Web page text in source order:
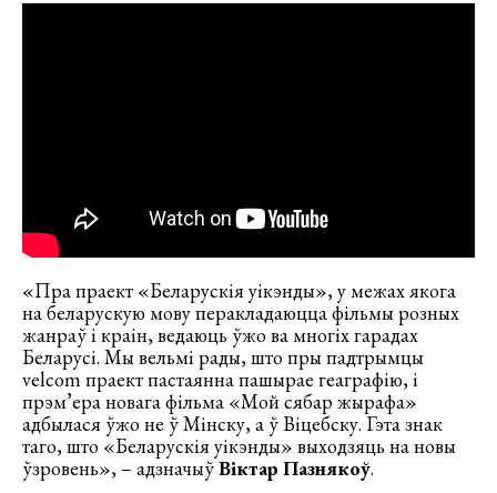
«Пра праект «Беларускія уікэнды», у межах якога
на беларускую мову перакладаюцца фільмы розных
жанраў і краін, ведаюць ўжо ва многіх гарадах
Беларусі. Мы вельмі рады, што пры падтрымцы
velcom праект пастаянна пашырае геаграфію, і
прэм’ера новага фільма «Мой сябар жырафа»
адбылася ўжо не ў Мінску, а ў Віцебску. Гэта знак
таго, што «Беларускія уікэнды» выходзяць на новы
ўзровень», – адзначыўВіктар Пазнякоў.